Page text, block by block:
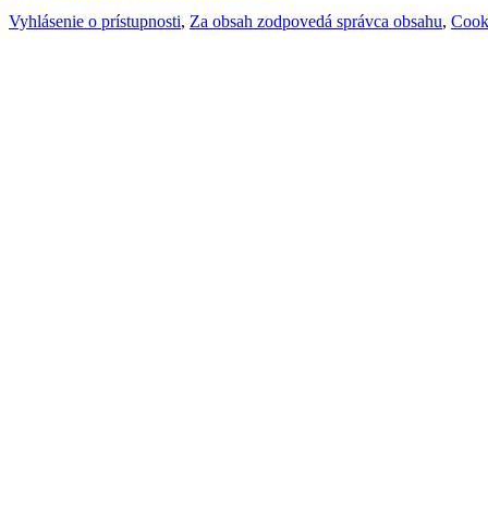
Vyhlásenie o prístupnosti, Za obsah zodpovedá správca obsahu,